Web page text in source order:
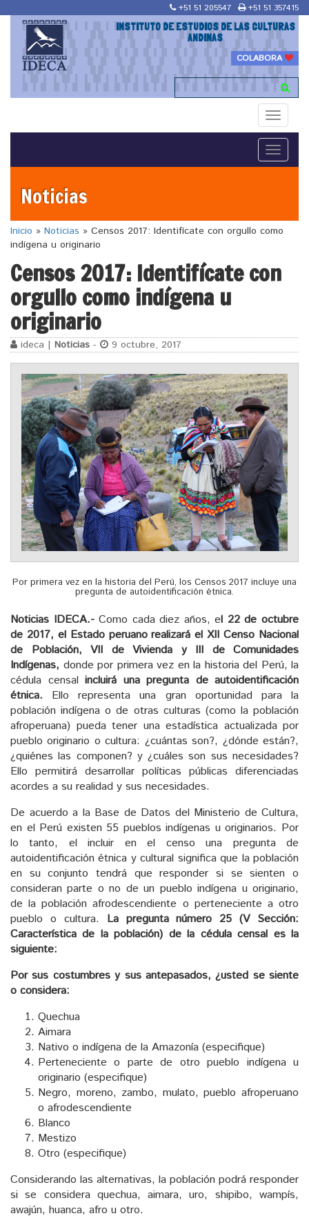
+51 51 205547 +51 51 357415
INSTITUTO DE ESTUDIOS DE LAS CULTURAS
ANDINAS
COLABORA
Toggle
Toggle
Noticias
Inicio » Noticias » Censos 2017: Identifícate con orgullo como
indígena u originario
Censos 2017: Identifícate con
orgullo como indígena u
originario
ideca | Noticias - 9 octubre, 2017
Por primera vez en la historia del Perú, los Censos 2017 incluye una
pregunta de autoidentificación étnica.
Noticias IDECA.-Como cada diez años, el 22 de octubre
de 2017, el Estado peruano realizará el XII Censo Nacional
de Población, VII de Vivienda y III de Comunidades
Indígenas, donde por primera vez en la historia del Perú, la
cédula censal incluirá una pregunta de autoidentificación
étnica. Ello representa una gran oportunidad para la
población indígena o de otras culturas (como la población
afroperuana) pueda tener una estadística actualizada por
pueblo originario o cultura: ¿cuántas son?, ¿dónde están?,
¿quiénes las componen? y ¿cuáles son sus necesidades?
Ello permitirá desarrollar políticas públicas diferenciadas
acordes a su realidad y sus necesidades.
De acuerdo a la Base de Datos del Ministerio de Cultura,
en el Perú existen 55 pueblos indígenas u originarios. Por
lo tanto, el incluir en el censo una pregunta de
autoidentificación étnica y cultural significa que la población
en su conjunto tendrá que responder si se sienten o
consideran parte o no de un pueblo indígena u originario,
de la población afrodescendiente o perteneciente a otro
pueblo o cultura. La pregunta número 25 (V Sección:
Característica de la población) de la cédula censal es la
siguiente:
Por sus costumbres y sus antepasados, ¿usted se siente
o considera:
Quechua
Aimara
Nativo o indígena de la Amazonía (especifique)
Perteneciente o parte de otro pueblo indígena u
originario (especifique)
Negro, moreno, zambo, mulato, pueblo afroperuano
o afrodescendiente
Blanco
Mestizo
Otro (especifique)
Considerando las alternativas, la población podrá responder
si se considera quechua, aimara, uro, shipibo, wampís,
awajún, huanca, afro u otro.